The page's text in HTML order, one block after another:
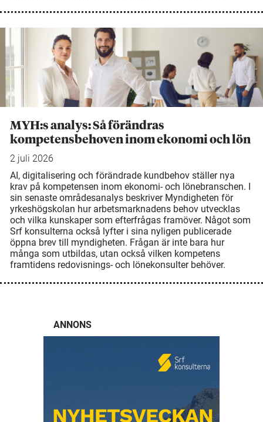
MYH:s analys: Så förändras
kompetensbehoven inom ekonomi och lön
2 juli 2026
AI, digitalisering och förändrade kundbehov ställer nya
krav på kompetensen inom ekonomi- och lönebranschen. I
sin senaste områdesanalys beskriver Myndigheten för
yrkeshögskolan hur arbetsmarknadens behov utvecklas
och vilka kunskaper som efterfrågas framöver. Något som
Srf konsulterna också lyfter i sina nyligen publicerade
öppna brev till myndigheten. Frågan är inte bara hur
många som utbildas, utan också vilken kompetens
framtidens redovisnings- och lönekonsulter behöver.
ANNONS